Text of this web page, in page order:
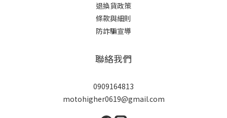
退換貨政策
條款與細則
防詐騙宣導
聯絡我們
0909164813
motohigher0619@gmail.com